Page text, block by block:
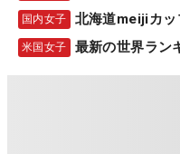
国内女子 北海道meijiカ
米国女子 最新の世界ラン